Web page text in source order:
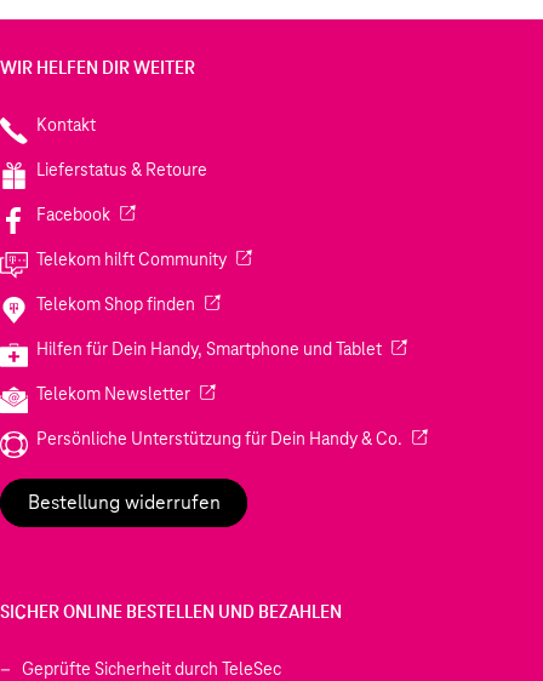
WIR HELFEN DIR WEITER
Kontakt
Lieferstatus & Retoure
Facebook(Wird in einem neuen Tab geöffnet)
Telekom hilft Community(Wird in einem neuen Tab geöffnet)
Telekom Shop finden (Wird in einem neuen Tab geöffnet)
Hilfen für Dein Handy, Smartphone und Tablet(Wird in einem
Telekom Newsletter(Wird in einem neuen Tab geöffnet)
Persönliche Unterstützung für Dein Handy & Co. (Wird in einem
Bestellung widerrufen
SICHER ONLINE BESTELLEN UND BEZAHLEN
Geprüfte Sicherheit durch TeleSec